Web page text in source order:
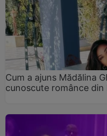
Cum a ajuns Mădălina
cunoscute românce din